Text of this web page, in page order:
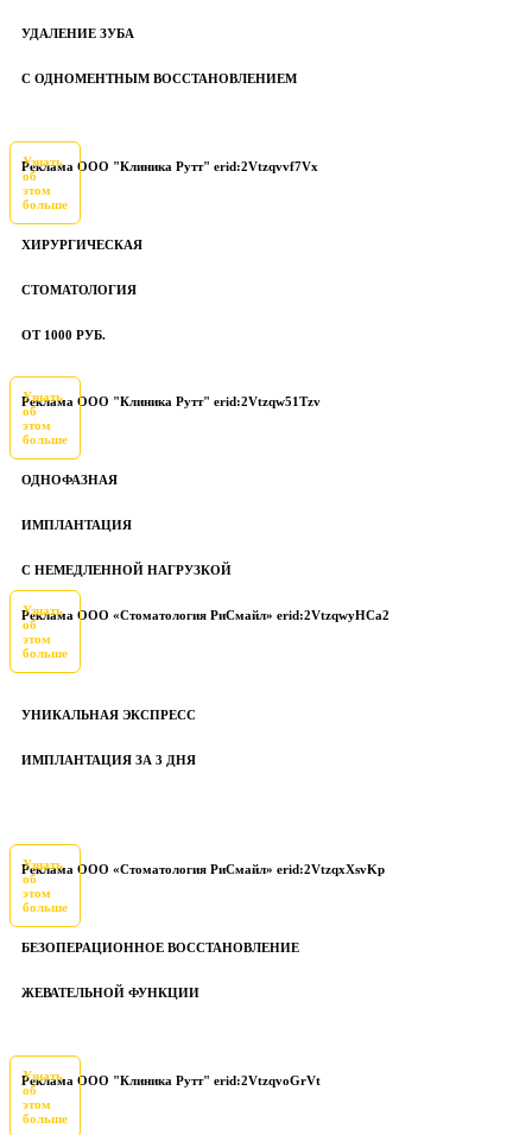
УДАЛЕНИЕ ЗУБА
С ОДНОМЕНТНЫМ ВОССТАНОВЛЕНИЕМ
Реклама ООО "Клиника Рутт" erid:2Vtzqvvf7Vx
Узнать
об
этом
больше
ХИРУРГИЧЕСКАЯ
СТОМАТОЛОГИЯ
ОТ 1000 РУБ.
Реклама ООО "Клиника Рутт" erid:2Vtzqw51Tzv
Узнать
об
этом
больше
ОДНОФАЗНАЯ
ИМПЛАНТАЦИЯ
С НЕМЕДЛЕННОЙ НАГРУЗКОЙ
Реклама ООО «Стоматология РиСмайл» erid:2VtzqwyHCa2
Узнать
об
этом
больше
УНИКАЛЬНАЯ ЭКСПРЕСС
ИМПЛАНТАЦИЯ ЗА 3 ДНЯ
Реклама ООО «Стоматология РиСмайл» erid:2VtzqxXsvKp
Узнать
об
этом
больше
БЕЗОПЕРАЦИОННОЕ ВОССТАНОВЛЕНИЕ
ЖЕВАТЕЛЬНОЙ ФУНКЦИИ
Реклама ООО "Клиника Рутт" erid:2VtzqvoGrVt
Узнать
об
этом
больше